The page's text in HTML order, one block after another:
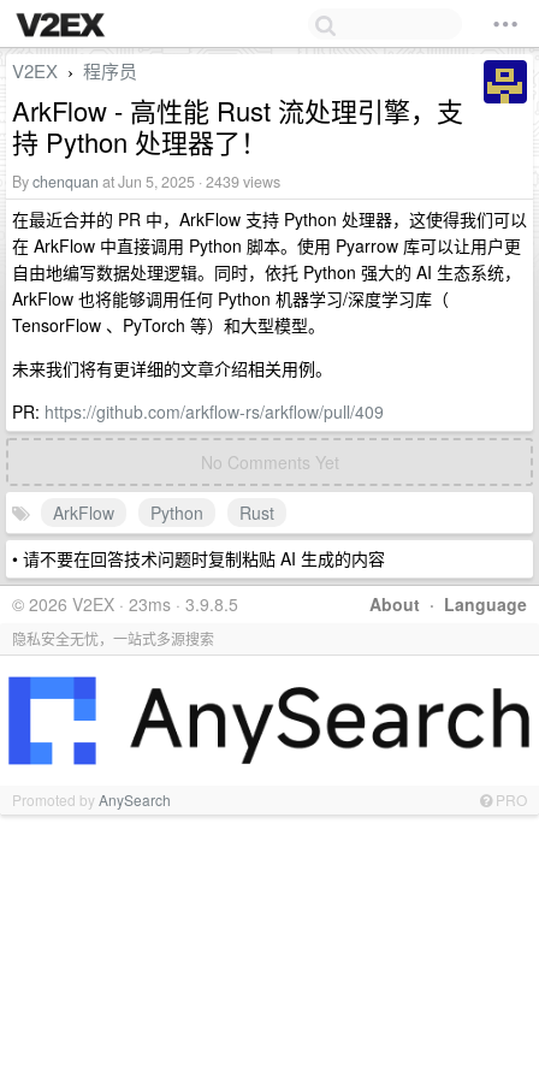
V2EX › 程序员
ArkFlow - 高性能 Rust 流处理引擎，支
持 Python 处理器了！
Bychenquan at Jun 5, 2025 · 2439 views
在最近合并的 PR 中，ArkFlow 支持 Python 处理器，这使得我们可以
在 ArkFlow 中直接调用 Python 脚本。使用 Pyarrow 库可以让用户更
自由地编写数据处理逻辑。同时，依托 Python 强大的 AI 生态系统，
ArkFlow 也将能够调用任何 Python 机器学习/深度学习库（
TensorFlow 、PyTorch 等）和大型模型。
未来我们将有更详细的文章介绍相关用例。
PR: https://github.com/arkflow-rs/arkflow/pull/409
No Comments Yet
ArkFlow Python
Rust
• 请不要在回答技术问题时复制粘贴 AI 生成的内容
About · Language
© 2026 V2EX · 23ms · 3.9.8.5
隐私安全无忧，一站式多源搜索
Promoted byAnySearch PRO